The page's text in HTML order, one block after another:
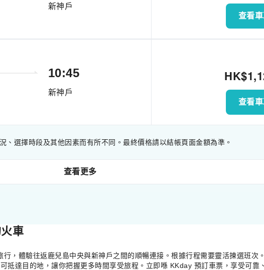
新神戶
查看
10:45
新神戶
HK$
查看
、選擇時段及其他因素而有所不同。最終價格請以結帳頁面金額為準。
查看更多
車
，體驗往返鹿兒島中央與新神戶之間的順暢連接。根據行程需要靈活揀選班次
抵達目的地，讓你把握更多時間享受旅程。立即喺 KKday 預訂車票，享受可靠